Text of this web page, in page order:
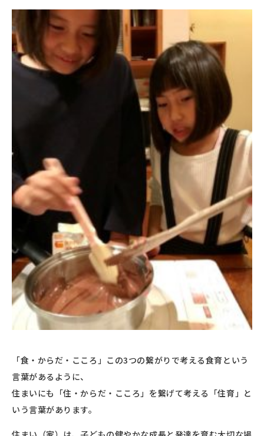
「食・からだ・こころ」この3つの繋がりで考える食育という
言葉があるように、
住まいにも「住・からだ・こころ」を繋げて考える「住育」と
いう言葉があります。